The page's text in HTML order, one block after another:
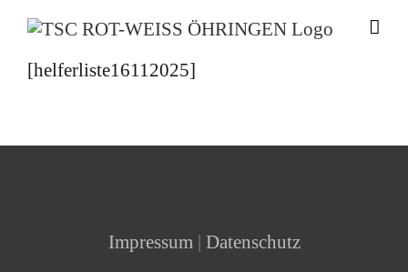
Inhalt
[helferliste16112025]
Impressum| Datenschutz